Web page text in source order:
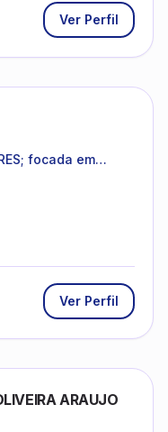
Ver Perfil
focada em
Ver Perfil
ARAUJO